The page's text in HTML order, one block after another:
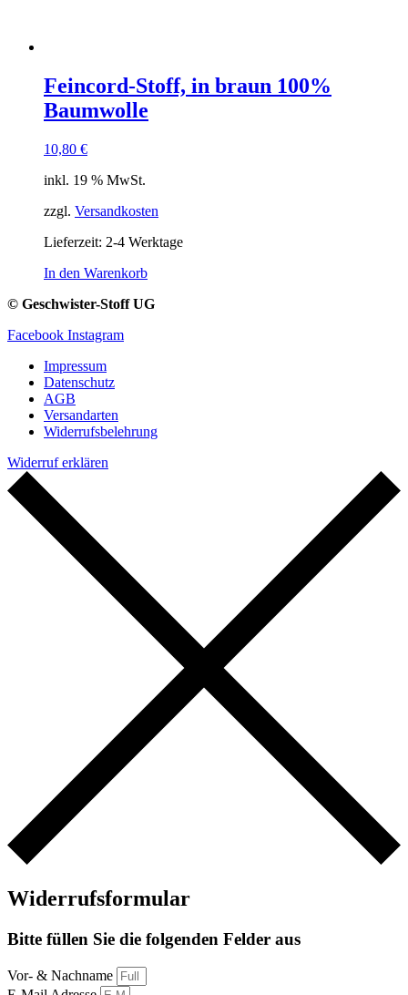
Feincord-Stoff, in braun 100%
Baumwolle
10,80 €
inkl. 19 % MwSt.
zzgl. Versandkosten
Lieferzeit: 2-4 Werktage
In den Warenkorb
© Geschwister-Stoff UG
Facebook Instagram
Impressum
Datenschutz
AGB
Versandarten
Widerrufsbelehrung
Widerruf erklären
Widerrufsformular
Bitte füllen Sie die folgenden Felder aus
Vor- & Nachname